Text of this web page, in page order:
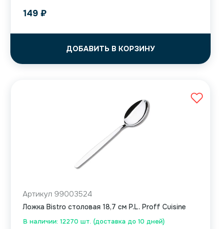
149 ₽
ДОБАВИТЬ В КОРЗИНУ
В наличии: 12270 шт. (доставка до 10 дней)
Артикул 99003524
Ложка Bistro столовая 18,7 см P.L. Proff Cuisine